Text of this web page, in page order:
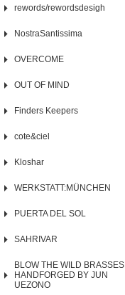
rewords/rewordsdesigh
NostraSantissima
OVERCOME
OUT OF MIND
Finders Keepers
cote&ciel
Kloshar
WERKSTATT:MÜNCHEN
PUERTA DEL SOL
SAHRIVAR
BLOW THE WILD BRASSES
HANDFORGED BY JUN
UEZONO